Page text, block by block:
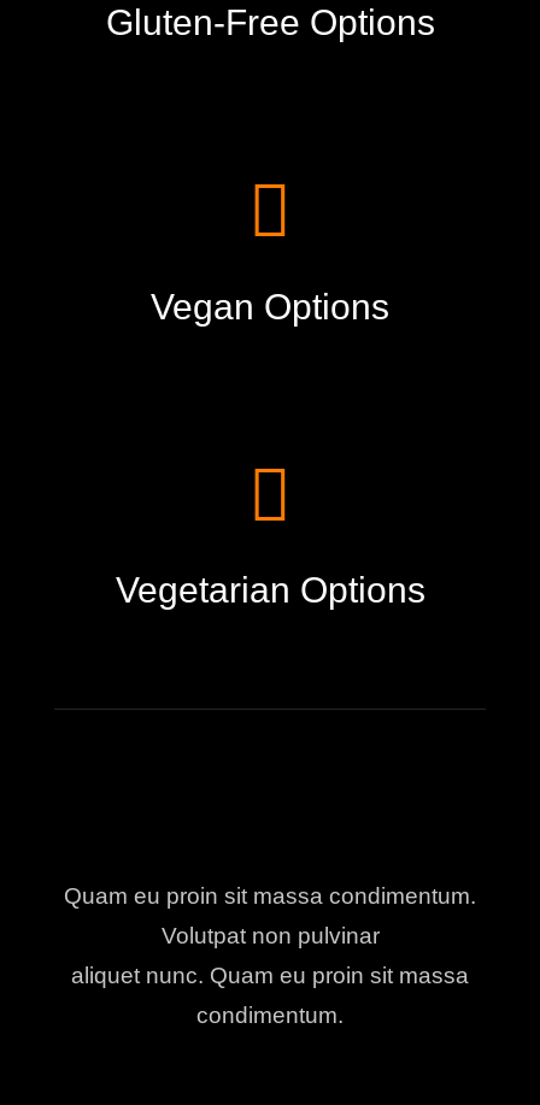
Gluten-Free Options
Vegan Options
Vegetarian Options
Quam eu proin sit massa condimentum.
Volutpat non pulvinar
aliquet nunc. Quam eu proin sit massa
condimentum.